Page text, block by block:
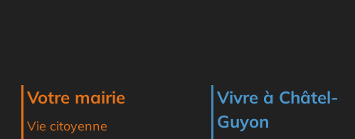
Votre mairie
Vie citoyenne
Vivre à Châtel-
Guyon